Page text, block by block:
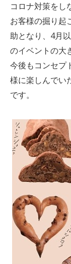
コロナ対策をし
お客様の掘り起
助となり、4月
のイベントの大
今後もコンセプ
様に楽しんでい
です。